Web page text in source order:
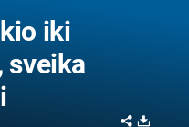
iki
sveika
Share